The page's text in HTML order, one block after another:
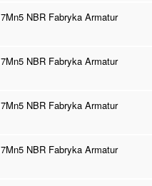
NBR Fabryka Armatur
NBR Fabryka Armatur
NBR Fabryka Armatur
NBR Fabryka Armatur